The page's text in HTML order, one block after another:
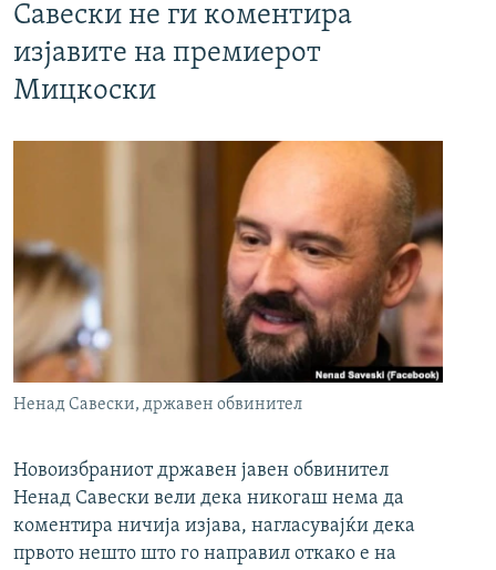
Савески не ги коментира
изјавите на премиерот
Мицкоски
Ненад Савески, државен обвинител
Новоизбраниот државен јавен обвинител
Ненад Савески вели дека никогаш нема да
коментира ничија изјава, нагласувајќи дека
првото нешто што го направил откако е на